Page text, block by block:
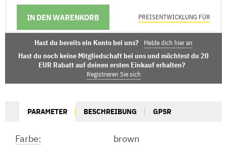
IN DEN WARENKORB
LIEFERMÖGLICHKEITEN PREISENTWICKLUNG FÜR
Hast du bereits ein Konto bei uns? Melde dich hier an
Hast du noch keine Mitgliedschaft bei uns und möchtest du 20
EUR Rabatt auf deinen ersten Einkauf erhalten?
Registrieren Sie sich
PARAMETER BESCHREIBUNG GPSR
Farbe:
brown